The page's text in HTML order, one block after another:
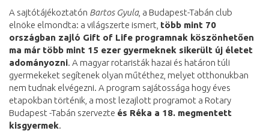
A sajtótájékoztatón Bartos Gyula, a Budapest-Tabán club
elnöke elmondta: a világszerte ismert, több mint 70
országban zajló Gift of Life programnak köszönhetően
ma már több mint 15 ezer gyermeknek sikerült új életet
adományozni. A magyar rotaristák hazai és határon túli
gyermekeket segítenek olyan műtéthez, melyet otthonukban
nem tudnak elvégezni. A program sajátossága hogy éves
etapokban történik, a most lezajlott programot a Rotary
Budapest -Tabán szervezte és Réka a 18. megmentett
kisgyermek.